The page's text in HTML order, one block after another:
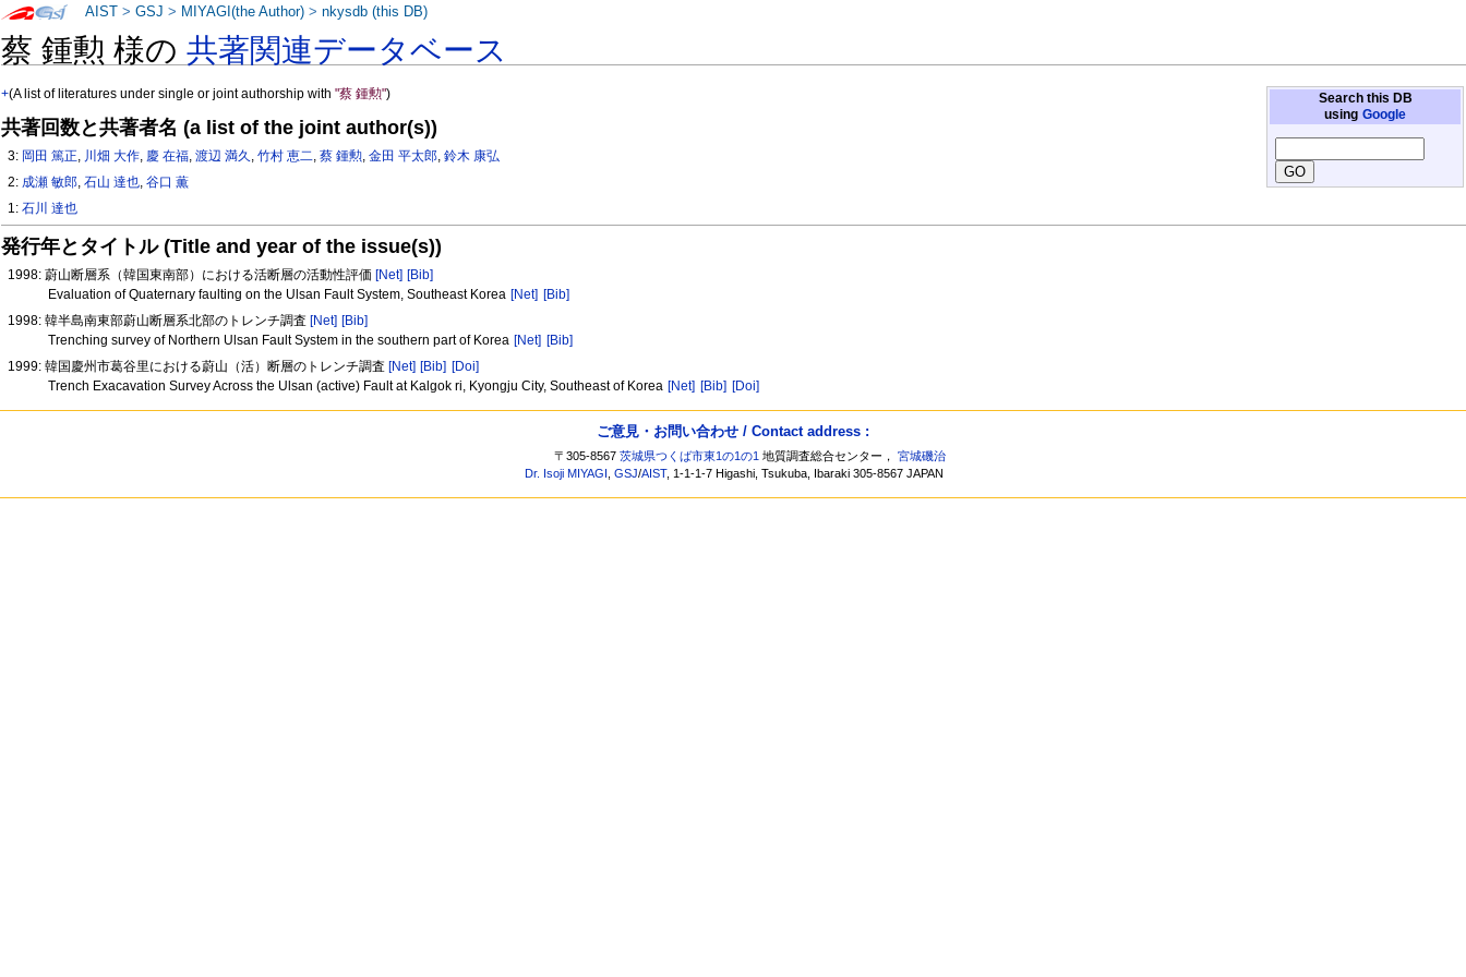
蔡 鍾勲 様の共著関連データベース
Search this DB
using Google
+(A list of literatures under single or joint authorship with"蔡 鍾勲")
共著回数と共著者名 (a list of the joint author(s))
3: 岡田 篤正, 川畑 大作, 慶 在福,渡辺 満久 ,竹村 恵二,蔡 鍾勲,金田 平太郎,鈴木 康弘
2: 成瀬 敏郎,石山 達也,谷口 薫
1:石川 達也
発行年とタイトル (Title and year of the issue(s))
1998: 蔚山断層系（韓国東南部）における活断層の活動性評価 [Net] [Bib]
Evaluation of Quaternary faulting on the Ulsan Fault System, Southeast Korea [Net] [Bib]
1998: 韓半島南東部蔚山断層系北部のトレンチ調査 [Net] [Bib]
Trenching survey of Northern Ulsan Fault System in the southern part of Korea [Net] [Bib]
1999: 韓国慶州市葛谷里における蔚山（活）断層のトレンチ調査 [Net] [Bib] [Doi]
Trench Exacavation Survey Across the Ulsan (active) Fault at Kalgok ri, Kyongju City, Southeast of Korea [Net] [Bib] [Doi]
AIST >GSJ > MIYAGI(the Author) >nkysdb (this DB)
ご意見・お問い合わせ / Contact address :
〒305-8567茨城県つくば市東1の1の1 地質調査総合センター，宮城磯治
Dr. Isoji MIYAGI
,GSJ/AIST, 1-1-1-7 Higashi, Tsukuba, Ibaraki 305-8567 JAPAN